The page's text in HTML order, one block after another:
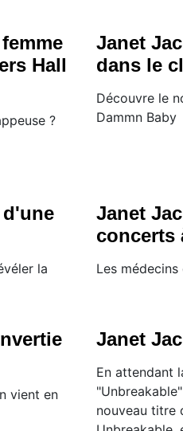
Hall
?
Janet
dans le
Découvre le
Dammn Baby
la
Janet
concerts
Les
vient en
Janet
En attendant
nouveau titre